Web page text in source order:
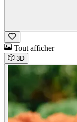
Tout afficher
3D